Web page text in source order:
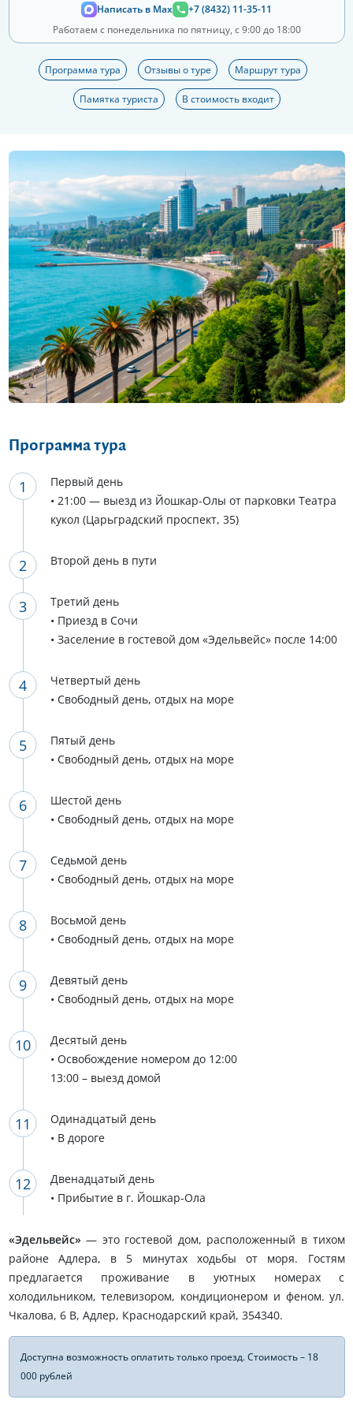
Написать в Max
+7 (8432) 11-35-11
Работаем с понедельника по пятницу, с 9:00 до 18:00
Программа тура Отзывы о туре Маршрут тура
Памятка туриста В стоимость входит
Программа тура
Первый день
• 21:00 — выезд из Йошкар-Олы от парковки Театра
кукол (Царьградский проспект, 35)
Второй день в пути
Третий день
• Приезд в Сочи
• Заселение в гостевой дом «Эдельвейс» после 14:00
Четвертый день
• Свободный день, отдых на море
Пятый день
• Свободный день, отдых на море
Шестой день
• Свободный день, отдых на море
Седьмой день
• Свободный день, отдых на море
Восьмой день
• Свободный день, отдых на море
Девятый день
• Свободный день, отдых на море
Десятый день
• Освобождение номером до 12:00
13:00 – выезд домой
Одинадцатый день
• В дороге
Двенадцатый день
• Прибытие в г. Йошкар-Ола
«Эдельвейс» — это гостевой дом, расположенный в тихом
районе Адлера, в 5 минутах ходьбы от моря. Гостям
предлагается проживание в уютных номерах с
холодильником, телевизором, кондиционером и феном. ул.
Чкалова, 6 В, Адлер, Краснодарский край, 354340.
Доступна возможность оплатить только проезд. Стоимость – 18
000 рублей